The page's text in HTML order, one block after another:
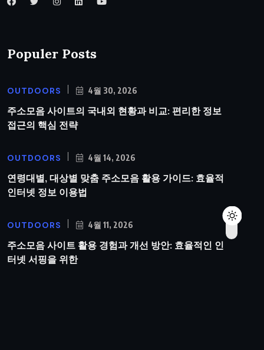
Populer Posts
OUTDOORS 4월 30, 2026
주소모음 사이트의 국내외 현황과 비교: 편리한 정보
접근의 핵심 전략
OUTDOORS 4월 14, 2026
연령대별, 대상별 맞춤 주소모음 활용 가이드: 효율적
인터넷 정보 이용법
OUTDOORS 4월 11, 2026
주소모음 사이트 활용 경험과 개선 방안: 효율적인 인
터넷 서핑을 위한